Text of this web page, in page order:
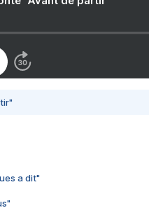
a dit"